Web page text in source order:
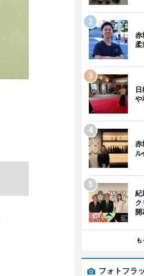
赤
柔
や
赤
ル
紀
ク
も
フォトフラ